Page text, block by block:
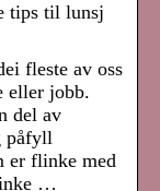
tips til lunsj
fleste av oss
eller jobb.
del av
påfyll
er flinke med
…